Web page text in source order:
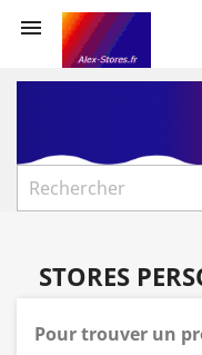

STORES
Pour trouver un